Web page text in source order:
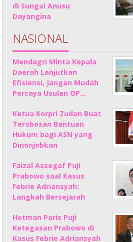
di Sungai Anusu
Dayangina
NASIONAL
Mendagri Minta Kepala
Daerah Lanjutkan
Efisiensi, Jangan Mudah
Percaya Usulan OP…
Ketua Korpri Zudan Buat
Terobosan Bantuan
Hukum bagi ASN yang
Dinonjobkan
Faizal Assegaf Puji
Prabowo soal Kasus
Febrie Adriansyah:
Langkah Bersejarah
Hotman Paris Puji
Ketegasan Prabowo di
Kasus Febrie Adriansyah